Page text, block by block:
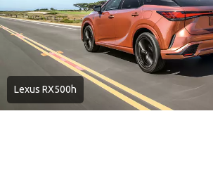
Lexus RX500h